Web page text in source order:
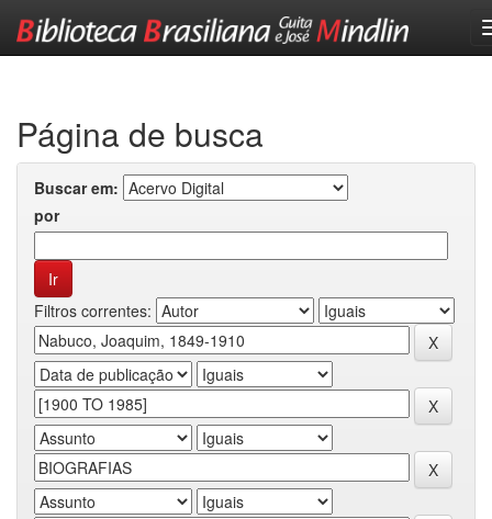
Página de busca
Buscar em:
por
Filtros correntes: